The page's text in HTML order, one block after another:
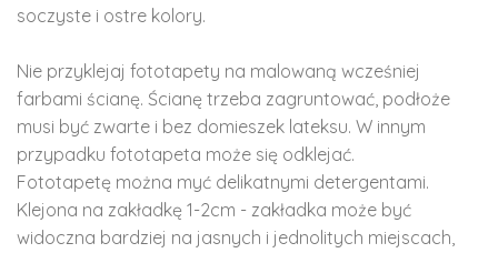
soczyste i ostre kolory.
Nie przyklejaj fototapety na malowaną wcześniej
farbami ścianę. Ścianę trzeba zagruntować, podłoże
musi być zwarte i bez domieszek lateksu. W innym
przypadku fototapeta może się odklejać.
Fototapetę można myć delikatnymi detergentami.
Klejona na zakładkę 1-2cm - zakładka może być
widoczna bardziej na jasnych i jednolitych miejscach,